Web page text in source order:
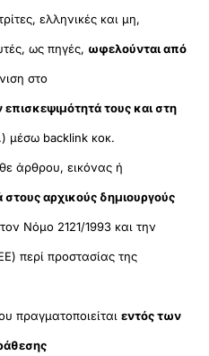
ελληνικές και μη,
ως πηγές, ωφελούνται από
στο
επισκεψιμότητά τους και στη
μέσω backlink κοκ.
άρθρου, εικόνας ή
αρχικούς δημιουργούς
Νόμο 2121/1993 και την
περί προστασίας της
πραγματοποιείταιεντός των